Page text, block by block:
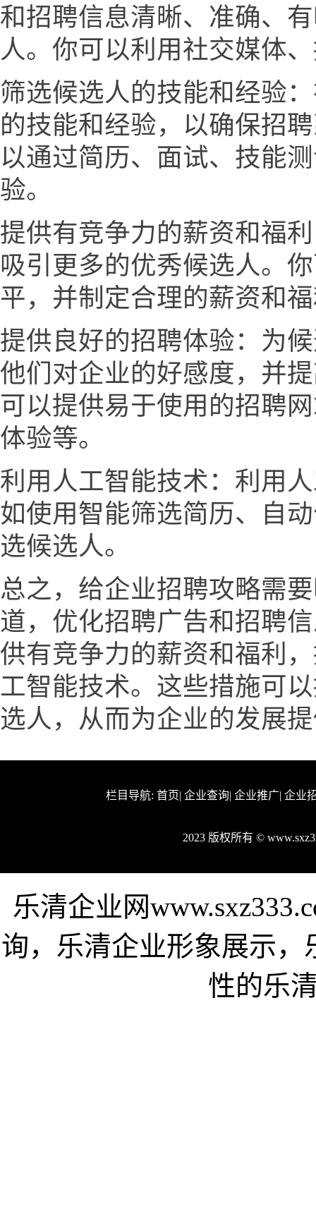
和招聘信息清晰、准确、
人。你可以利用社交媒体
筛选候选人的技能和经验
的技能和经验，以确保招
以通过简历、面试、技能
验。
提供有竞争力的薪资和福
吸引更多的优秀候选人。
平，并制定合理的薪资和
提供良好的招聘体验：为
他们对企业的好感度，并
可以提供易于使用的招聘
体验等。
利用人工智能技术：利用
如使用智能筛选简历、自
选候选人。
总之，给企业招聘攻略需
道，优化招聘广告和招聘
供有竞争力的薪资和福利
工智能技术。这些措施可
选人，从而为企业的发展
栏目导航: 首页| 企业查询| 企业推广| 企业
2023 版权所有 ©
乐清企业网
询，乐清企业形象展示
性的乐